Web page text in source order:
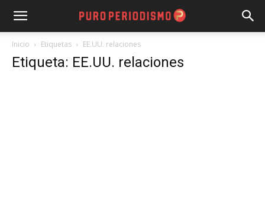
Inicio Etiquetas EE.UU. relaciones
Etiqueta: EE.UU. relaciones